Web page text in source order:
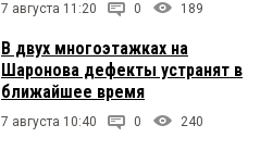
7 августа 11:20 0 189
В двух многоэтажках на
Шаронова дефекты устранят в
ближайшее время
7 августа 10:40 0 240